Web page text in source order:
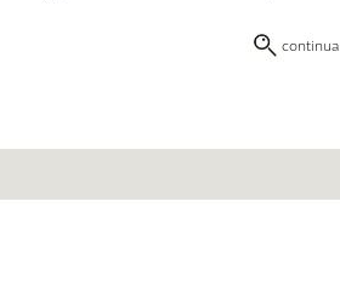
continua